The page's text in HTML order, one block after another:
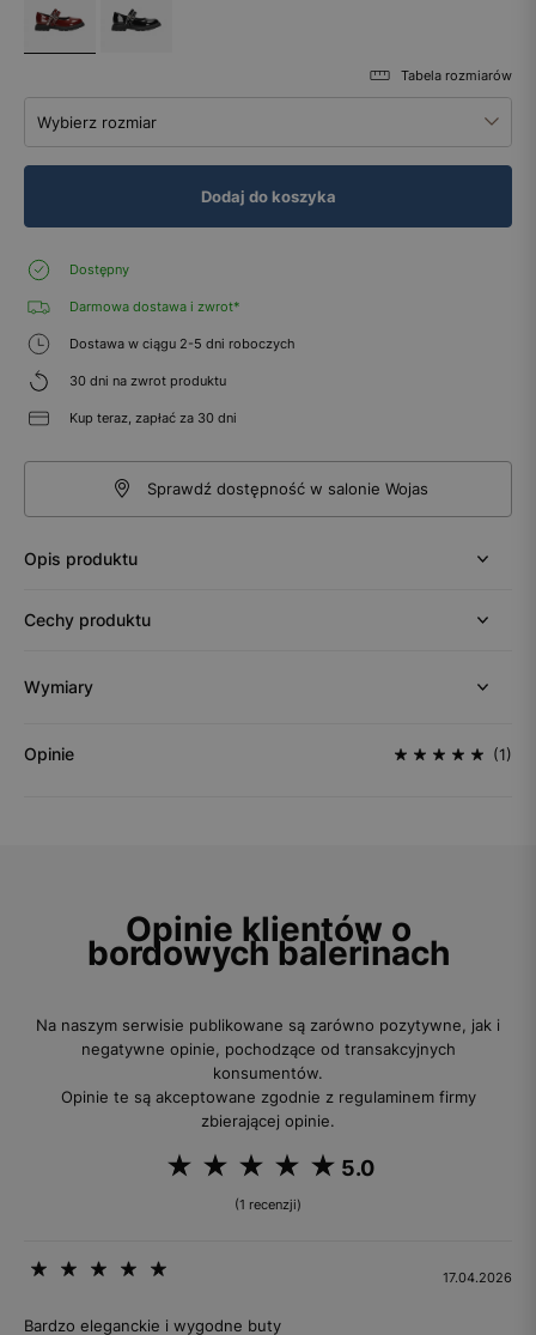
Tabela rozmiarów
Wybierz rozmiar
Dodaj do koszyka
Dostępny
Darmowa dostawa i zwrot*
Dostawa w ciągu 2-5 dni roboczych
30 dni na zwrot produktu
Kup teraz, zapłać za 30 dni
Sprawdź dostępność w salonie Wojas
Opis produktu
Cechy produktu
Wymiary
Opinie (1)
Opinie klientów o
bordowych balerinach
Na naszym serwisie publikowane są zarówno pozytywne, jak i
negatywne opinie, pochodzące od transakcyjnych
konsumentów.
Opinie te są akceptowane zgodnie z regulaminem firmy
zbierającej opinie.
5.0
(1 recenzji)
17.04.2026
Bardzo eleganckie i wygodne buty